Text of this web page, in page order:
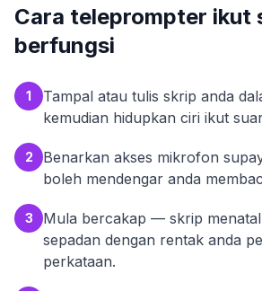
Cara teleprompter ikut
berfungsi
1
Tampal atau tulis skrip anda
kemudian hidupkan ciri ikut
2
Benarkan akses mikrofon
boleh mendengar anda
3
Mula bercakap — skrip
sepadan dengan rentak anda
perkataan.